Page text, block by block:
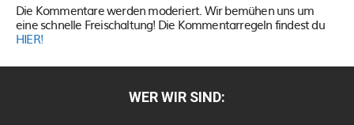
Die Kommentare werden moderiert. Wir bemühen uns um
eine schnelle Freischaltung! Die Kommentarregeln findest du
HIER!
WER WIR SIND: